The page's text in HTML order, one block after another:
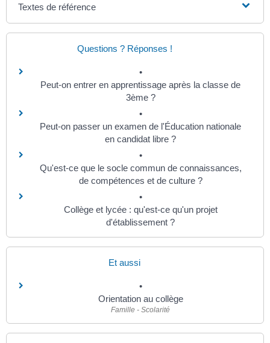
Textes de référence
Questions ? Réponses !
Peut-on entrer en apprentissage après la classe de
3ème ?
Peut-on passer un examen de l'Éducation nationale
en candidat libre ?
Qu'est-ce que le socle commun de connaissances,
de compétences et de culture ?
Collège et lycée : qu'est-ce qu'un projet
d'établissement ?
Et aussi
Orientation au collège
Famille - Scolarité